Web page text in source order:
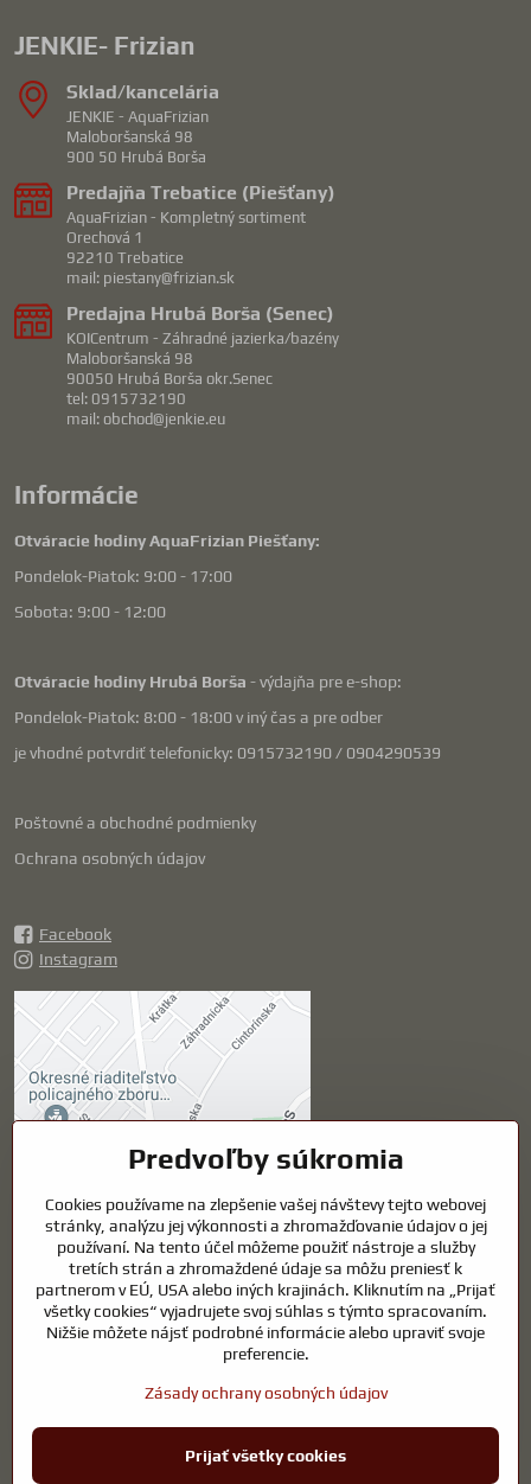
JENKIE- Frizian
Sklad/kancelária
JENKIE - AquaFrizian
Maloboršanská 98
900 50 Hrubá Borša
Predajňa Trebatice (Piešťany)
AquaFrizian - Kompletný sortiment
Orechová 1
92210 Trebatice
mail: piestany@frizian.sk
Predajna Hrubá Borša (Senec)
KOICentrum - Záhradné jazierka/bazény
Maloboršanská 98
90050 Hrubá Borša okr.Senec
tel: 0915732190
mail: obchod@jenkie.eu
Informácie
Otváracie hodiny AquaFrizian Piešťany:
Pondelok-Piatok: 9:00 - 17:00
Sobota: 9:00 - 12:00
Otváracie hodiny Hrubá Borša - výdajňa pre e-shop:
Pondelok-Piatok: 8:00 - 18:00 v iný čas a pre odber
je vhodné potvrdiť telefonicky: 0915732190 / 0904290539
Poštovné a obchodné podmienky
Ochrana osobných údajov
Facebook
Instagram
Externý obsah je
blokovaný Voľbami
súkromia
Prajete si načítať externý obsah?
Povoliť tentokrát
Povoliť a zapamätať -
súhlas s druhom cookie:
Funkčné
Otvoriť obsah v novom okne
©2026Copyright
Predvoľby súkromia
Cookies používame na zlepšenie vašej návštevy tejto webovej
stránky, analýzu jej výkonnosti a zhromažďovanie údajov o jej
používaní. Na tento účel môžeme použiť nástroje a služby
tretích strán a zhromaždené údaje sa môžu preniesť k
partnerom v EÚ, USA alebo iných krajinách. Kliknutím na „Prijať
všetky cookies“ vyjadrujete svoj súhlas s týmto spracovaním.
Nižšie môžete nájsť podrobné informácie alebo upraviť svoje
preferencie.
Zásady ochrany osobných údajov
Prijať všetky cookies